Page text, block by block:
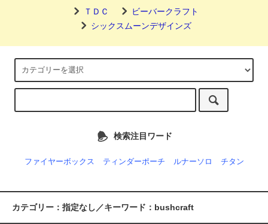
ＴＤＣ
ビーバークラフト
シックスムーンデザインズ
検索注目ワード
ファイヤーボックス ティンダーポーチ ルナーソロ チタン
カテゴリー：指定なし／キーワード：bushcraft